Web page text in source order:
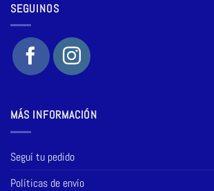
SEGUINOS
MÁS INFORMACIÓN
Seguí tu pedido
Políticas de envío